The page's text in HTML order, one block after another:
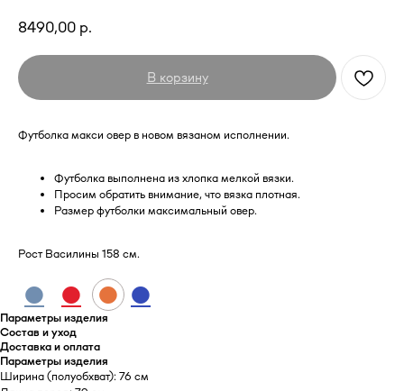
8490,00 р.
В корзину
Футболка макси овер в новом вязаном исполнении.
Футболка выполнена из хлопка мелкой вязки.
Просим обратить внимание, что вязка плотная.
Размер футболки максимальный овер.
Рост Василины 158 см.
● ● ● ●
Параметры изделия
Состав и уход
Доставка и оплата
Параметры изделия
Ширина (полуобхват): 76 см